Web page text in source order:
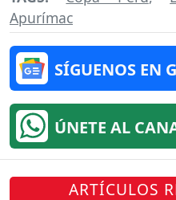
Apurímac
SÍGUENOS EN
ÚNETE AL
ARTÍCULOS